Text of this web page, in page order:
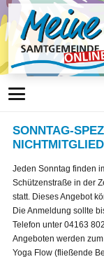
SONNTAG-
Jeden Sonntag finden
Schützenstraße in der
statt. Dieses Angebot
Die Anmeldung sollte
Telefon unter 04163
Angeboten werden
Yoga Flow (fließende